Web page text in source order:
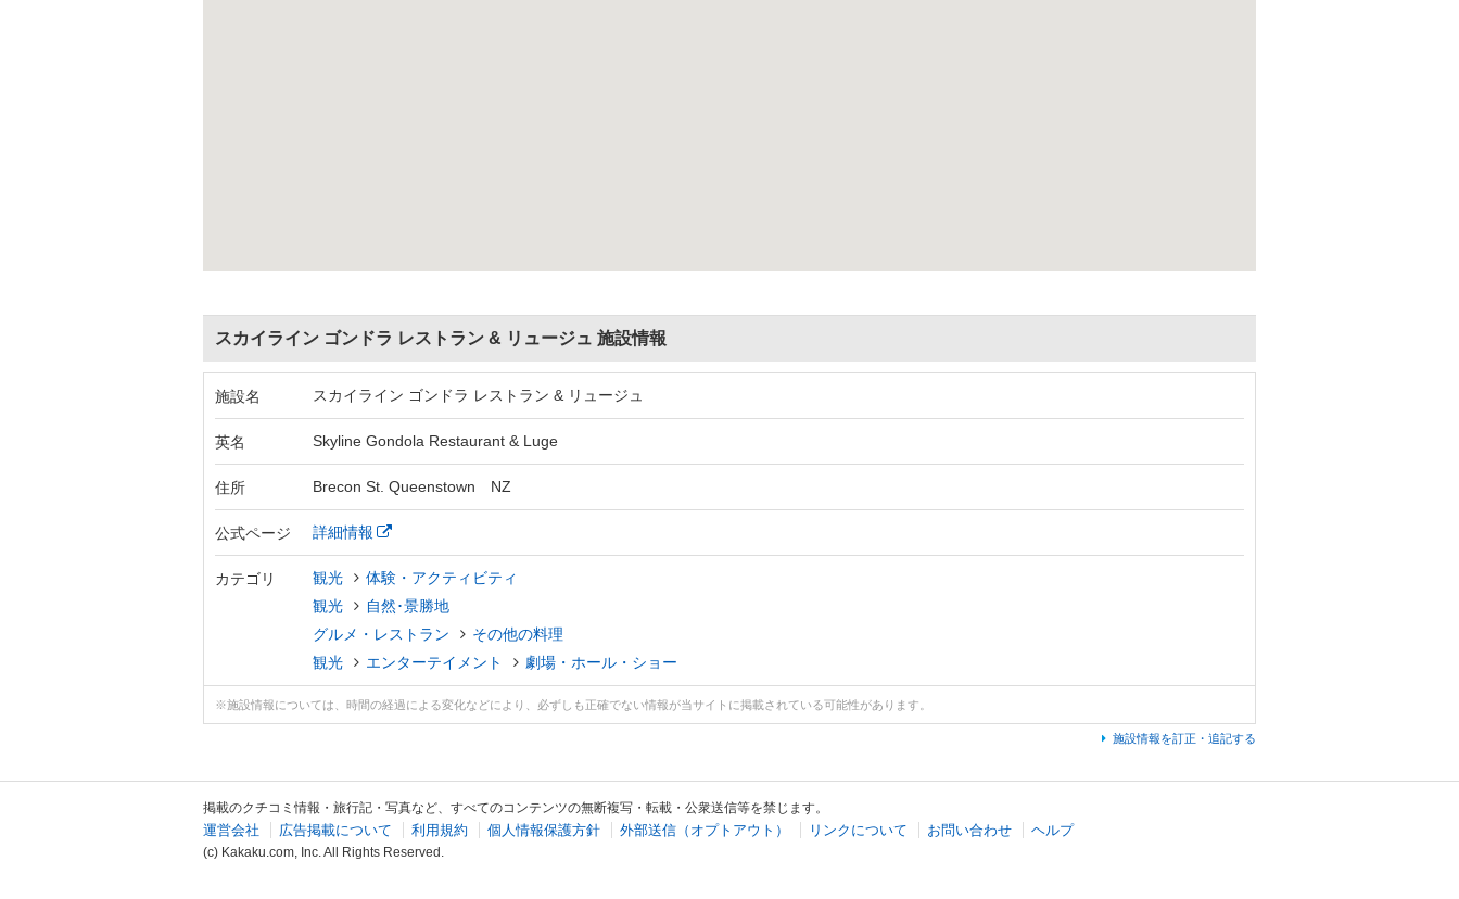
スカイライン ゴンドラ レストラン & リュージュ 施設情報
施設名 スカイライン ゴンドラ レストラン & リュージュ
英名 Skyline Gondola Restaurant & Luge
住所 Brecon St. Queenstown NZ
公式ページ 詳細情報
カテゴリ 観光
体験・アクティビティ
観光
自然･景勝地
グルメ・レストラン
その他の料理
観光
エンターテイメント 劇場・ホール・ショー
※施設情報については、時間の経過による変化などにより、必ずしも正確でない情報が当サイトに掲載されている可能性があります。
施設情報を訂正・追記する
掲載のクチコミ情報・旅行記・写真など、すべてのコンテンツの無断複写・転載・公衆送信等を禁じます。
運営会社 広告掲載について 利用規約 個人情報保護方針 外部送信（オプトアウト） リンクについて お問い合わせ ヘルプ
(c) Kakaku.com, Inc. All Rights Reserved.